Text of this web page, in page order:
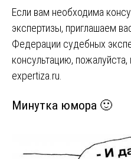
Если вам необходима
экспертизы, приглашаем
Федерации судебных
консультацию,
expertiza.ru
Минутка юмора 🙂